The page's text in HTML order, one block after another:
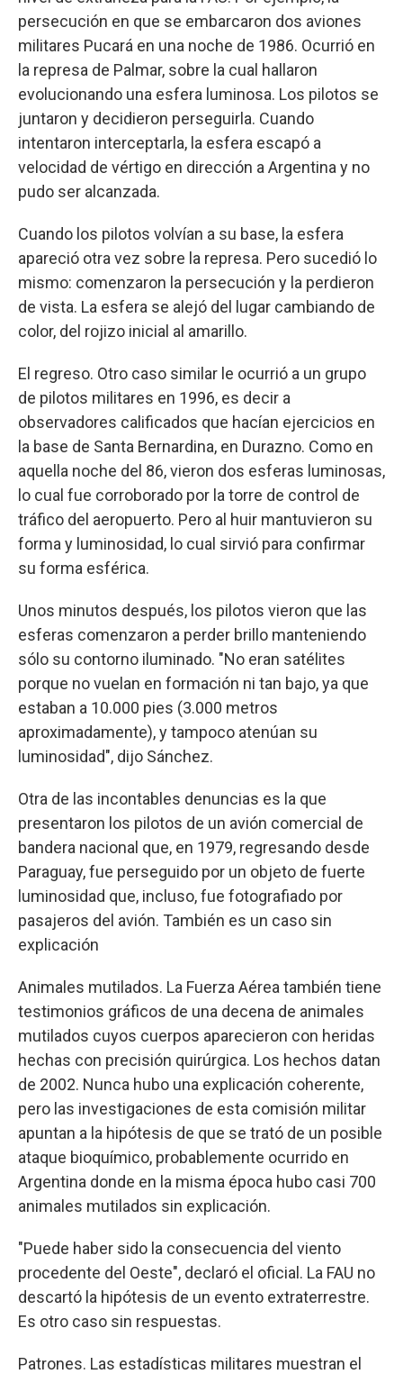
persecución en que se embarcaron dos aviones
militares Pucará en una noche de 1986. Ocurrió en
la represa de Palmar, sobre la cual hallaron
evolucionando una esfera luminosa. Los pilotos se
juntaron y decidieron perseguirla. Cuando
intentaron interceptarla, la esfera escapó a
velocidad de vértigo en dirección a Argentina y no
pudo ser alcanzada.
Cuando los pilotos volvían a su base, la esfera
apareció otra vez sobre la represa. Pero sucedió lo
mismo: comenzaron la persecución y la perdieron
de vista. La esfera se alejó del lugar cambiando de
color, del rojizo inicial al amarillo.
El regreso. Otro caso similar le ocurrió a un grupo
de pilotos militares en 1996, es decir a
observadores calificados que hacían ejercicios en
la base de Santa Bernardina, en Durazno. Como en
aquella noche del 86, vieron dos esferas luminosas,
lo cual fue corroborado por la torre de control de
tráfico del aeropuerto. Pero al huir mantuvieron su
forma y luminosidad, lo cual sirvió para confirmar
su forma esférica.
Unos minutos después, los pilotos vieron que las
esferas comenzaron a perder brillo manteniendo
sólo su contorno iluminado. "No eran satélites
porque no vuelan en formación ni tan bajo, ya que
estaban a 10.000 pies (3.000 metros
aproximadamente), y tampoco atenúan su
luminosidad", dijo Sánchez.
Otra de las incontables denuncias es la que
presentaron los pilotos de un avión comercial de
bandera nacional que, en 1979, regresando desde
Paraguay, fue perseguido por un objeto de fuerte
luminosidad que, incluso, fue fotografiado por
pasajeros del avión. También es un caso sin
explicación
Animales mutilados. La Fuerza Aérea también tiene
testimonios gráficos de una decena de animales
mutilados cuyos cuerpos aparecieron con heridas
hechas con precisión quirúrgica. Los hechos datan
de 2002. Nunca hubo una explicación coherente,
pero las investigaciones de esta comisión militar
apuntan a la hipótesis de que se trató de un posible
ataque bioquímico, probablemente ocurrido en
Argentina donde en la misma época hubo casi 700
animales mutilados sin explicación.
"Puede haber sido la consecuencia del viento
procedente del Oeste", declaró el oficial. La FAU no
descartó la hipótesis de un evento extraterrestre.
Es otro caso sin respuestas.
Patrones. Las estadísticas militares muestran el